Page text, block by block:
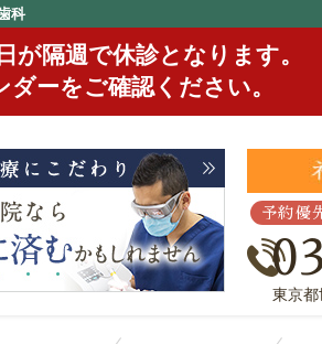
科
が隔週で休診となります。
ーをご確認ください。
予約優
東京